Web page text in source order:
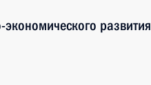
развития